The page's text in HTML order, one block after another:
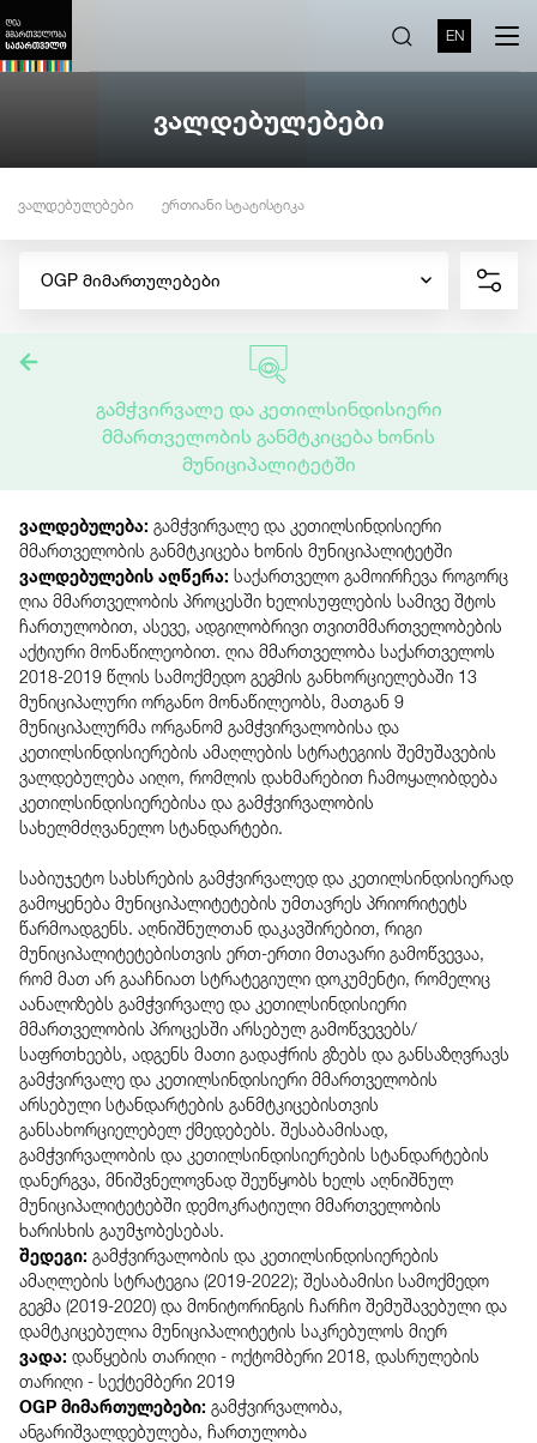
EN
ვალდებულებები
ვალდებულებები ერთიანი სტატისტიკა
OGP მიმართულებები
გამჭვირვალე და კეთილსინდისიერი
მმართველობის განმტკიცება ხონის
მუნიციპალიტეტში
ვალდებულება: გამჭვირვალე და კეთილსინდისიერი
მმართველობის განმტკიცება ხონის მუნიციპალიტეტში
ვალდებულების აღწერა: საქართველო გამოირჩევა როგორც
ღია მმართველობის პროცესში ხელისუფლების სამივე შტოს
ჩართულობით, ასევე, ადგილობრივი თვითმმართველობების
აქტიური მონაწილეობით. ღია მმართველობა საქართველოს
2018-2019 წლის სამოქმედო გეგმის განხორციელებაში 13
მუნიციპალური ორგანო მონაწილეობს, მათგან 9
მუნიციპალურმა ორგანომ გამჭვირვალობისა და
კეთილსინდისიერების ამაღლების სტრატეგიის შემუშავების
ვალდებულება აიღო, რომლის დახმარებით ჩამოყალიბდება
კეთილსინდისიერებისა და გამჭვირვალობის
სახელმძღვანელო სტანდარტები.
საბიუჯეტო სახსრების გამჭვირვალედ და კეთილსინდისიერად
გამოყენება მუნიციპალიტეტების უმთავრეს პრიორიტეტს
წარმოადგენს. აღნიშნულთან დაკავშირებით, რიგი
მუნიციპალიტეტებისთვის ერთ-ერთი მთავარი გამოწვევაა,
რომ მათ არ გააჩნიათ სტრატეგიული დოკუმენტი, რომელიც
აანალიზებს გამჭვირვალე და კეთილსინდისიერი
მმართველობის პროცესში არსებულ გამოწვევებს/
საფრთხეებს, ადგენს მათი გადაჭრის გზებს და განსაზღვრავს
გამჭვირვალე და კეთილსინდისიერი მმართველობის
არსებული სტანდარტების განმტკიცებისთვის
განსახორციელებელ ქმედებებს. შესაბამისად,
გამჭვირვალობის და კეთილსინდისიერების სტანდარტების
დანერგვა, მნიშვნელოვნად შეუწყობს ხელს აღნიშნულ
მუნიციპალიტეტებში დემოკრატიული მმართველობის
ხარისხის გაუმჯობესებას.
შედეგი: გამჭვირვალობის და კეთილსინდისიერების
ამაღლების სტრატეგია (2019-2022); შესაბამისი სამოქმედო
გეგმა (2019-2020) და მონიტორინგის ჩარჩო შემუშავებული და
დამტკიცებულია მუნიციპალიტეტის საკრებულოს მიერ
ვადა: დაწყების თარიღი - ოქტომბერი 2018, დასრულების
თარიღი - სექტემბერი 2019
OGP მიმართულებები: გამჭვირვალობა,
ანგარიშვალდებულება, ჩართულობა